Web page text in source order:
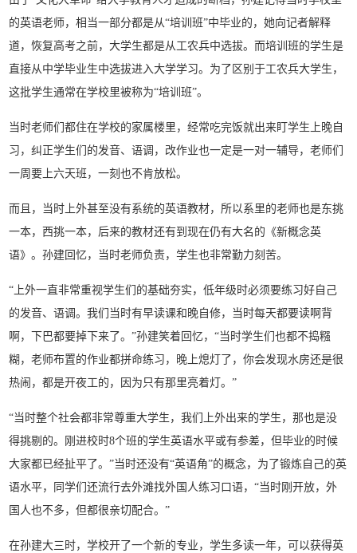
的英语老师，相当一部分都是从“培训班”中毕业的，她向记者解释
道，恢复高考之前，大学生都是从工农兵中选拔。而培训班的学生是
直接从中学毕业生中选拔进入大学学习。为了区别于工农兵大学生，
这批学生通常在学校里被称为“培训班”。
当时老师们都住在学校的家属楼里，经常吃完饭就出来盯学生上晚自
习，纠正学生们的发音、语调，改作业也一定是一对一辅导，老师们
一周要上六天班，一刻也不肯放松。
而且，当时上外甚至没有系统的英语教材，所以系里的老师也是东挑
一本，西挑一本，后来的教材还有到现在仍有大名的《新概念英
语》。孙建回忆，当时老师负责，学生也非常勤力刻苦。
“上外一直非常重视学生们的基础夯实，低年级时必须要练习好自己
的发音、语调。我们当时有早读课和晚自修，当时每天都要读啊背
啊，下巴都要掉下来了。”孙建笑着回忆，“当时学生们也都不捣糨
糊，老师布置的作业都拼命练习，晚上熄灯了，你会发现水房还是很
热闹，都是开夜工的，因为只有那里亮着灯。”
“当时整个社会都非常尊重大学生，我们上外出来的学生，那也是没
得挑剔的。刚进校时8个班的学生英语水平或有参差，但毕业的时候
大家都已经扯平了。”当时还没有“英语角”的概念，为了锻炼自己的英
语水平，同学们还流行去外滩找外国人练习口语，“当时刚开放，外
国人也不多，但都很亲切配合。”
在孙建大三时，学校开了一个新的专业，学生多读一年，可以获得英